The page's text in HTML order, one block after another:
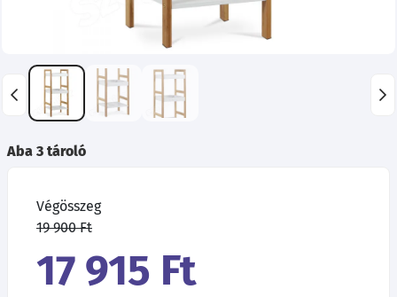
Aba 3 tároló
Végösszeg
19 900 Ft
17 915 Ft